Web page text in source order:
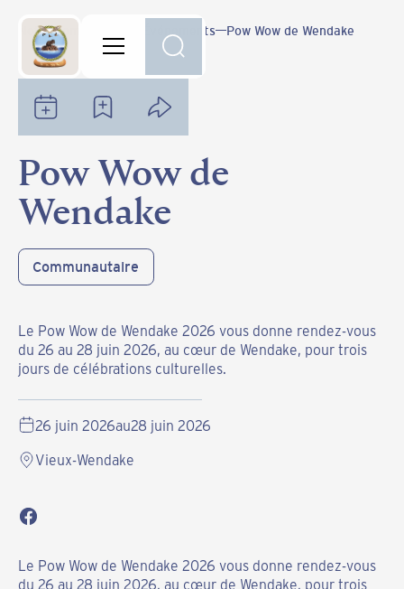
Notre communauté Événements Pow Wow de Wendake
Pow Wow de
Wendake
Communautaire
Le Pow Wow de Wendake 2026 vous donne rendez-vous
du 26 au 28 juin 2026, au cœur de Wendake, pour trois
jours de célébrations culturelles.
26 juin 2026au28 juin 2026
Vieux-Wendake
Le Pow Wow de Wendake 2026 vous donne rendez-vous
du 26 au 28 juin 2026, au cœur de Wendake, pour trois